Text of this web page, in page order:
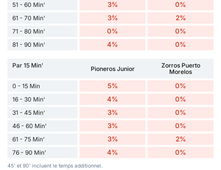
51 - 60 Min' 3% 0%
61 - 70 Min' 3% 2%
71 - 80 Min' 0% 0%
81 - 90 Min' 4% 0%
Par 15 Min' Pioneros Junior
Zorros Puerto
Morelos
0 - 15 Min
5% 0%
16 - 30 Min' 4% 0%
31 - 45 Min' 3% 0%
46 - 60 Min' 3% 0%
61 - 75 Min' 3% 2%
76 - 90 Min' 4% 0%
45' et 90' incluent le temps additionnel.